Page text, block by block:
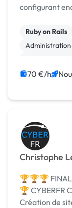
configurant
Ruby on Rails
Administration
Installation de
70 €/h
Christophe
🏆🏆🏆
🏆 CYBERFR
Création de